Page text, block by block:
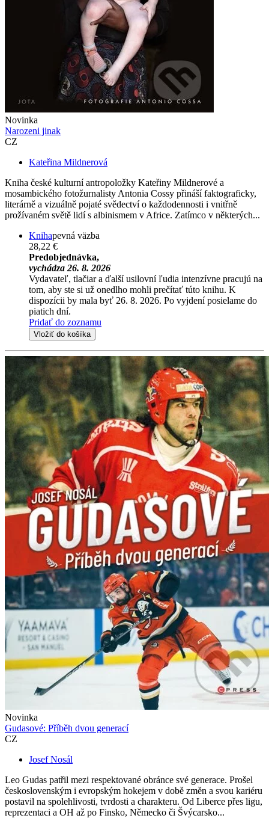
Novinka
Narozeni jinak
CZ
Kateřina Mildnerová
Kniha české kulturní antropoložky Kateřiny Mildnerové a
mosambického fotožurnalisty Antonia Cossy přináší faktograficky,
literárně a vizuálně pojaté svědectví o každodennosti i vnitřně
prožívaném světě lidí s albinismem v Africe. Zatímco v některých...
Knihapevná väzba
28,22 €
Predobjednávka,
vychádza 26. 8. 2026
Vydavateľ, tlačiar a ďalší usilovní ľudia intenzívne pracujú na
tom, aby ste si už onedlho mohli prečítať túto knihu. K
dispozícii by mala byť 26. 8. 2026. Po vyjdení posielame do
piatich dní.
Pridať do zoznamu
Vložiť do košíka
Novinka
Gudasové: Příběh dvou generací
CZ
Josef Nosál
Leo Gudas patřil mezi respektované obránce své generace. Prošel
československým i evropským hokejem v době změn a svou kariéru
postavil na spolehlivosti, tvrdosti a charakteru. Od Liberce přes ligu,
reprezentaci a OH až po Finsko, Německo či Švýcarsko...